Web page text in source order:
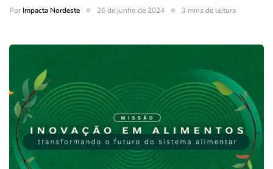
PorImpacta Nordeste 26 de junho de 2024 3 mins de leitura